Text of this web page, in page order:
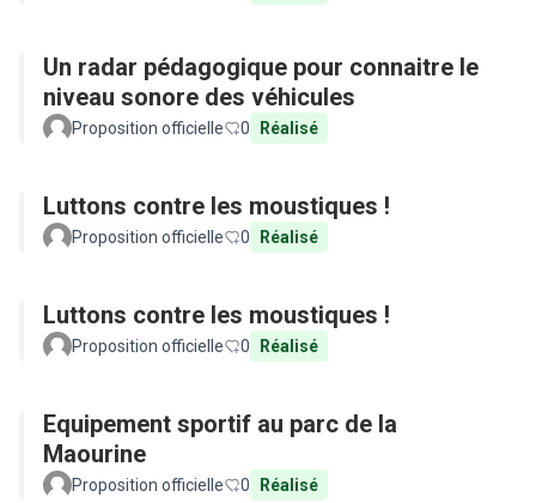
Un radar pédagogique pour connaitre le
niveau sonore des véhicules
Proposition officielle 0 Réalisé
Luttons contre les moustiques !
Proposition officielle 0 Réalisé
Luttons contre les moustiques !
Proposition officielle 0 Réalisé
Equipement sportif au parc de la
Maourine
Proposition officielle 0 Réalisé